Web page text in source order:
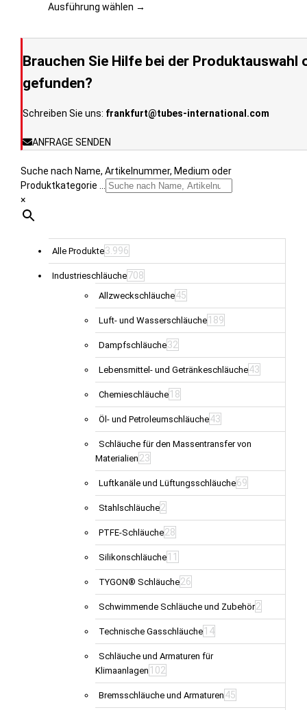
werden
auf.
auf
gewählt
werden
Ausführung wählen →
Brauchen Sie Hilfe bei der
gefunden?
Schreiben Sie uns: frankfurt@tubes-international.com
ANFRAGE SENDEN
Suche nach Name, Artikelnummer, Medium oder
Produktkategorie ...
×
Alle Produkte3.996
Industrieschläuche708
Allzweckschläuche45
Luft- und Wasserschläuche 189
Dampfschläuche32
Lebensmittel- und Getränkeschläuche43
Chemieschläuche 18
Öl- und Petroleumschläuche43
Schläuche für den Massentransfer von
Materialien 23
Luftkanäle und Lüftungsschläuche69
Stahlschläuche2
PTFE-Schläuche28
Silikonschläuche 11
TYGON® Schläuche26
Schwimmende Schläuche und Zubehör2
Technische Gasschläuche 14
Schläuche und Armaturen für
Klimaanlagen 102
Bremsschläuche und Armaturen 45